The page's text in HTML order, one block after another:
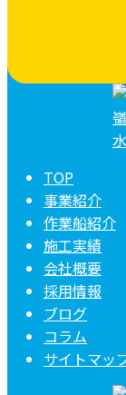
TOP
事業紹介
作業船紹介
施工実績
会社概要
採用情報
ブログ
コラム
サイトマッ